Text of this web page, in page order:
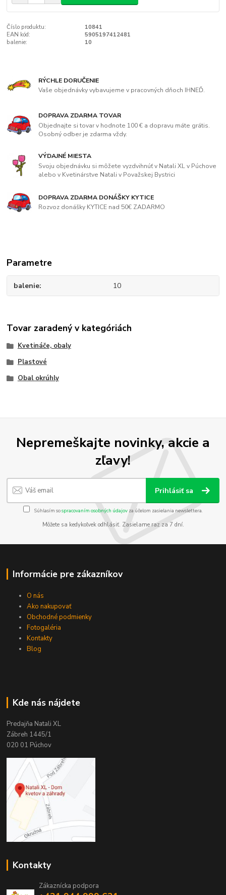
Číslo produktu:
10841
EAN kód:
5905197412481
balenie:
10
RÝCHLE DORUČENIE
Vaše objednávky vybavujeme v pracovných dňoch IHNEĎ.
DOPRAVA ZDARMA TOVAR
Objednajte si tovar v hodnote 100 € a dopravu máte grátis.
Osobný odber je zdarma vždy.
VÝDAJNÉ MIESTA
Svoju objednávku si môžete vyzdvihnúť v Natali XL v Púchove
alebo v Kvetinárstve Natali v Považskej Bystrici
DOPRAVA ZDARMA DONÁŠKY KYTICE
Rozvoz donášky KYTICE nad 50€ ZADARMO
Parametre
balenie 10
Tovar zaradený v kategóriách
Kvetináče, obaly
Plastové
Obal okrúhly
Nepremeškajte novinky, akcie a
zľavy!
Prihlásiť sa
Súhlasím sospracovaním osobných údajov za účelom zasielania newslettera.
Môžete sa kedykoľvek odhlásiť. Zasielame raz za 7 dní.
Informácie pre zákazníkov
O nás
Ako nakupovať
Obchodné podmienky
Fotogaléria
Kontakty
Blog
Kde nás nájdete
Predajňa Natali XL
Zábreh 1445/1
020 01 Púchov
Kontakty
Zákaznícka podpora